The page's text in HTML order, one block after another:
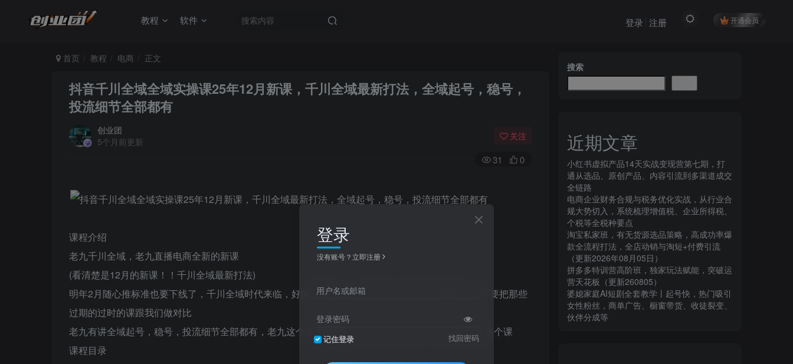
教程 软件 开通会员
登录 注册
首页 教程 电商 正文
抖音千川全域全域实操课25年12月新课，千川全域最新打法，全域起号，稳号，
投流细节全部都有
创业团
5个月前更新
关注
31 0
课程介绍
老九千川全域，老九直播电商全新的新课
(看清楚是12月的新课！！千川全域最新打法)
明年2月随心推标准也要下线了，千川全域时代来临，好的课看完，少走弯路！我们这个是最新的，不要把那些
过期的过时的课跟我们做对比
老九有讲全域起号，稳号，投流细节全部都有，老九这个课我更加推荐，我自己也是一个投手，推荐这个课
课程目录
搜索
近期文章
小红书虚拟产品14天实战变现营第七期，打
通从选品、原创产品、内容引流到多渠道成交
全链路
电商企业财务合规与税务优化实战，从行业合
规大势切入，系统梳理增值税、企业所得税、
个税等全税种要点
淘宝私家班，有无货源选品策略，高成功率爆
款全流程打法，全店动销与淘短+付费引流
（更新2026年08月05日）
拼多多特训营高阶班，独家玩法赋能，突破运
营天花板（更新260805）
婆媳家庭AI短剧全套教学丨起号快，热门吸引
女性粉丝，商单广告、橱窗带货、收徒裂变、
伙伴分成等
登录
没有账号？立即注册
用户名或邮箱
登录密码
记住登录 找回密码